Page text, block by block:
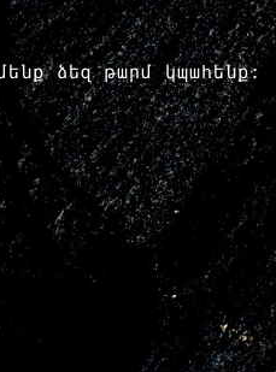
ձեզ թարմ կպահենք: